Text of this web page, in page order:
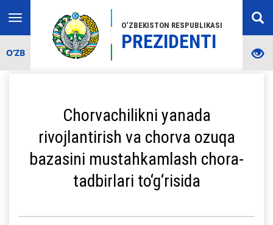
O‘ZBEKISTON RESPUBLIKASI
PREZIDENTI
Toggle
navigation
O‘ZB
Chorvachilikni yanada
rivojlantirish va chorva ozuqa
bazasini mustahkamlash chora-
tadbirlari to‘g‘risida